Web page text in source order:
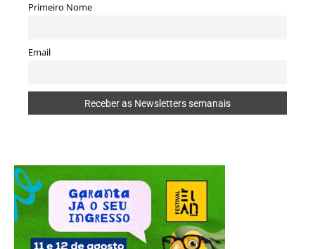
Primeiro Nome
Email